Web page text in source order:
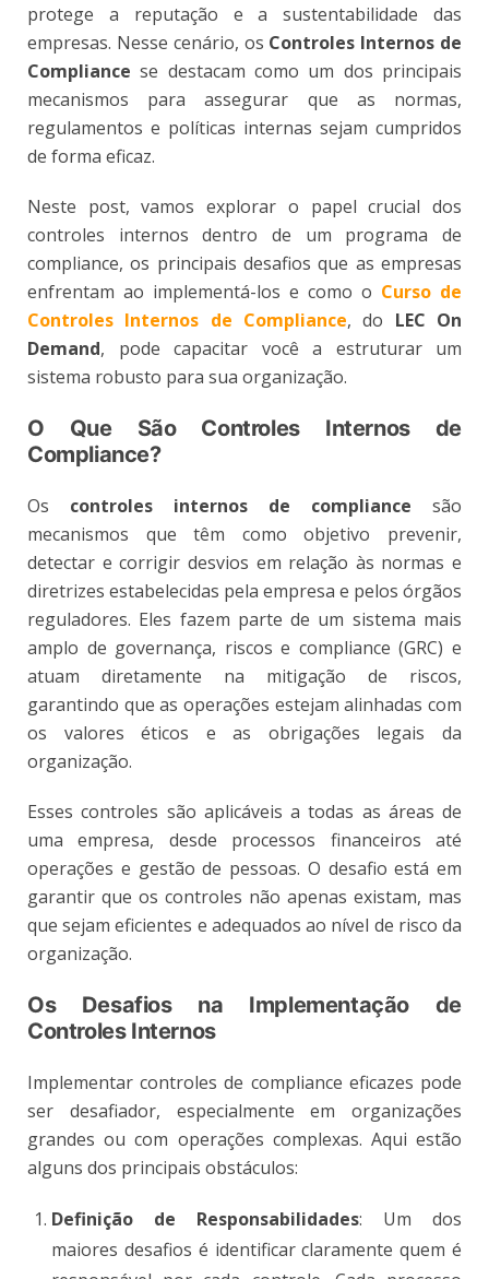
protege a reputação e a sustentabilidade das
empresas. Nesse cenário, os Controles Internos de
Compliance se destacam como um dos principais
mecanismos para assegurar que as normas,
regulamentos e políticas internas sejam cumpridos
de forma eficaz.
Neste post, vamos explorar o papel crucial dos
controles internos dentro de um programa de
compliance, os principais desafios que as empresas
enfrentam ao implementá-los e como o Curso de
Controles Internos de Compliance, do LEC On
Demand, pode capacitar você a estruturar um
sistema robusto para sua organização.
O Que São Controles Internos de
Compliance?
Os controles internos de compliance são
mecanismos que têm como objetivo prevenir,
detectar e corrigir desvios em relação às normas e
diretrizes estabelecidas pela empresa e pelos órgãos
reguladores. Eles fazem parte de um sistema mais
amplo de governança, riscos e compliance (GRC) e
atuam diretamente na mitigação de riscos,
garantindo que as operações estejam alinhadas com
os valores éticos e as obrigações legais da
organização​.
Esses controles são aplicáveis a todas as áreas de
uma empresa, desde processos financeiros até
operações e gestão de pessoas. O desafio está em
garantir que os controles não apenas existam, mas
que sejam eficientes e adequados ao nível de risco da
organização.
Os Desafios na Implementação de
Controles Internos
Implementar controles de compliance eficazes pode
ser desafiador, especialmente em organizações
grandes ou com operações complexas. Aqui estão
alguns dos principais obstáculos:
Definição de Responsabilidades: Um dos
maiores desafios é identificar claramente quem é